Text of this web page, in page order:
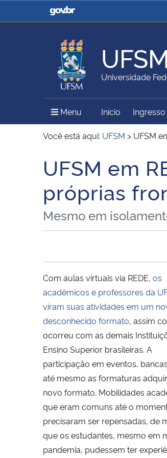
Casa Civil
Ministério da Agricultura,
Pecuária e Abastecimento
Ministério do Meio Ambiente
Secretaria de Governo
UFSM
Universidade
Menu Menu Principal do
Início
Você está aqui: UFSM > UFSM
Início do conteúdo
UFSM em
próprias
Mesmo em
Com aulas virtuais via REDE, os
acadêmicos e professores da
viram suas atividades em um
desconhecido formato, assim
ocorreu com as demais
Ensino Superior brasileiras. A
participação em eventos,
até mesmo as formaturas
novo formato. Mobilidades
que eram comuns até o
precisaram ser repensadas, de
que os estudantes, mesmo em
pandemia, pudessem ter